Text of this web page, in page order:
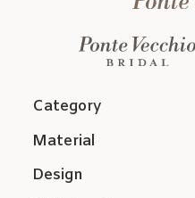
Category
Material
Design